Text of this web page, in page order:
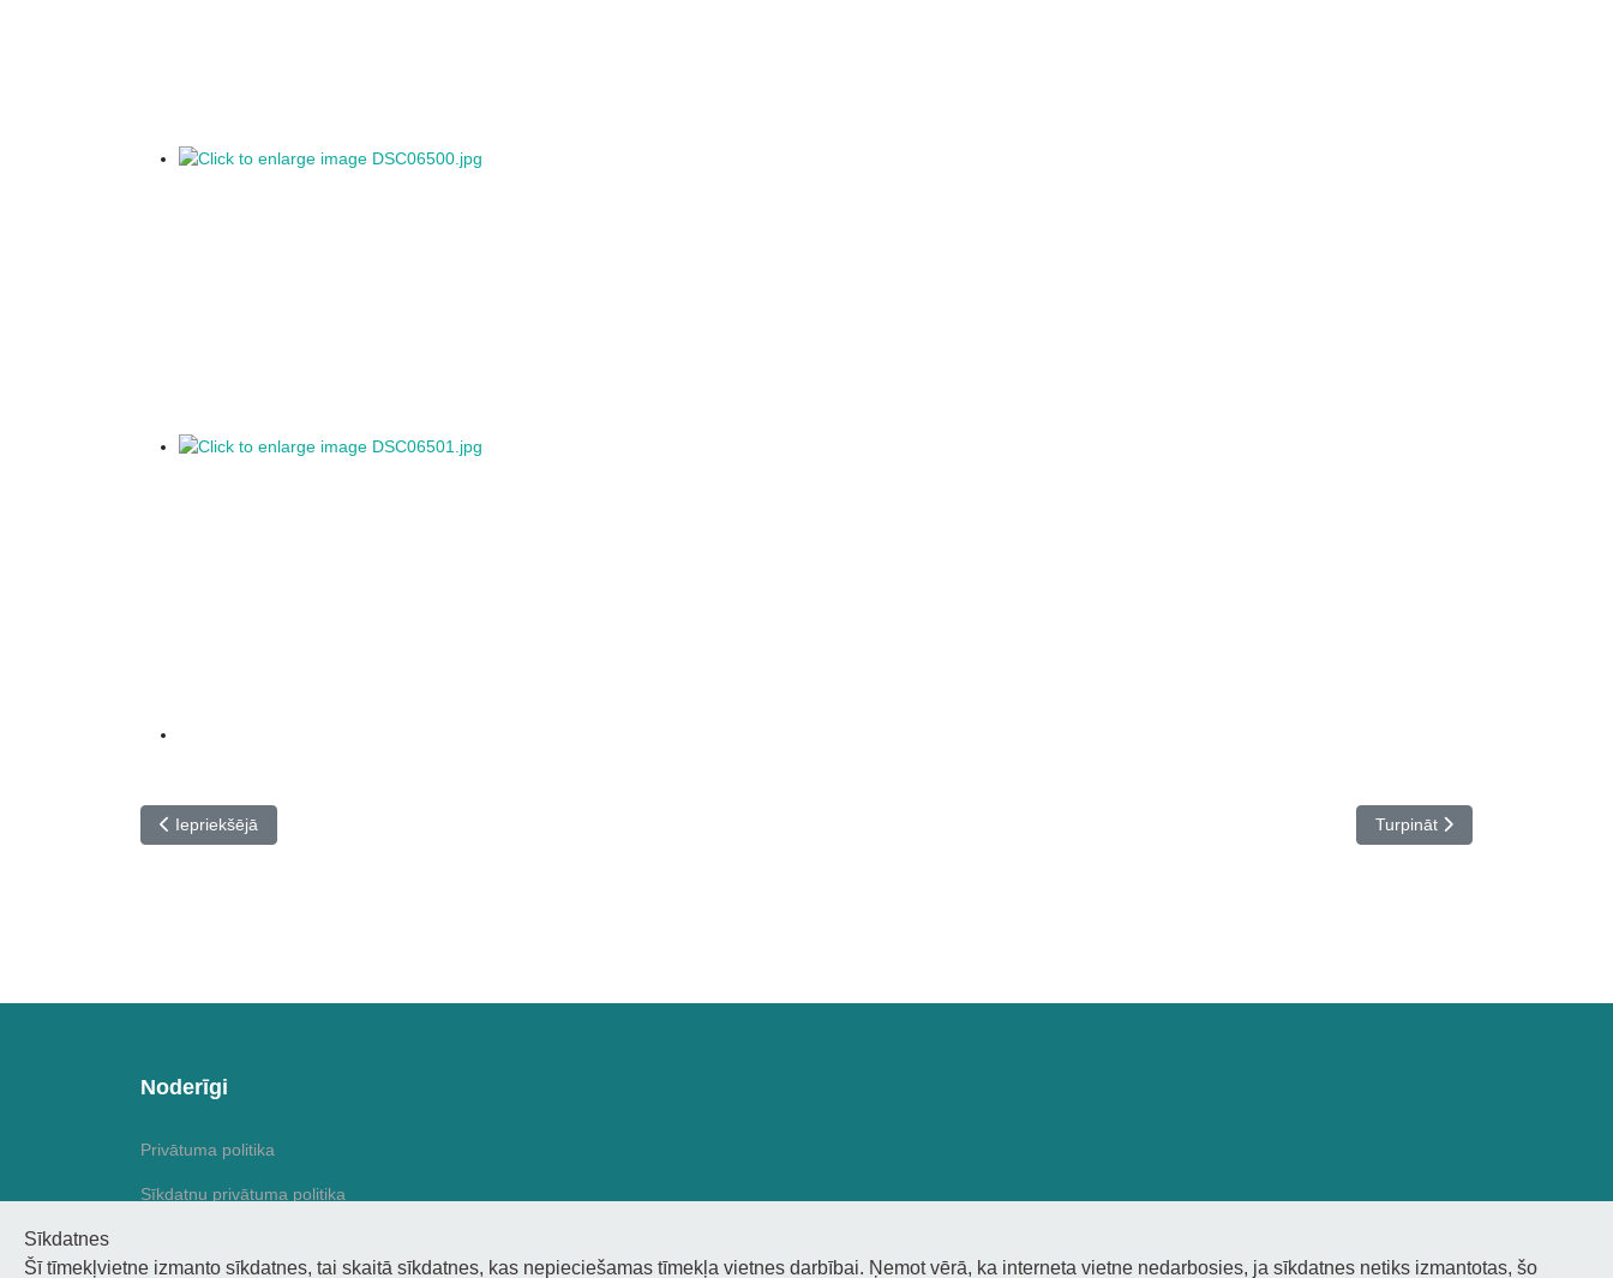
Iepriekšējais raksts: O! Stoks ekskursijas maršruts
Iepriekšējā Nākamais raksts: “Skolas tēls.
Turpināt
Noderīgi
Privātuma politika
Sīkdatņu privātuma politika
Sīkdatnes
Šī tīmekļvietne izmanto sīkdatnes, tai skaitā sīkdatnes, kas nepieciešamas tīmekļa vietnes darbībai. Ņemot vērā, ka interneta vietne nedarbosies, ja sīkdatnes netiks izmantotas, šo